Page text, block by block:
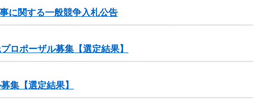
に関する一般競争入札公告
ロポーザル募集【選定結果】
集【選定結果】